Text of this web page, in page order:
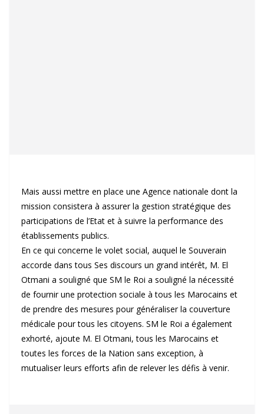
Mais aussi mettre en place une Agence nationale dont la
mission consistera à assurer la gestion stratégique des
participations de l’Etat et à suivre la performance des
établissements publics.
En ce qui concerne le volet social, auquel le Souverain
accorde dans tous Ses discours un grand intérêt, M. El
Otmani a souligné que SM le Roi a souligné la nécessité
de fournir une protection sociale à tous les Marocains et
de prendre des mesures pour généraliser la couverture
médicale pour tous les citoyens. SM le Roi a également
exhorté, ajoute M. El Otmani, tous les Marocains et
toutes les forces de la Nation sans exception, à
mutualiser leurs efforts afin de relever les défis à venir.